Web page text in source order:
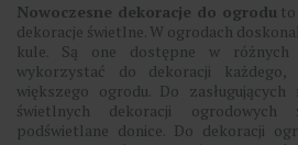
Nowoczesne dekoracje do ogrodu
dekoracje świetlne. W ogrodach
kule. Są one dostępne w różnych
wykorzystać do dekoracji
większego ogrodu. Do zasługujących
świetlnych dekoracji
podświetlane donice. Do dekoracji